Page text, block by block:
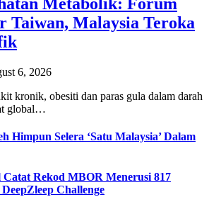
Taiwan, Malaysia Teroka
6, 2026
kronik, obesiti dan paras gula dalam darah
global…
Himpun Selera ‘Satu Malaysia’ Dalam
Rekod MBOR Menerusi 817
Challenge